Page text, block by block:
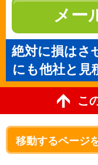
メー
絶対に損はさ
にも他社と見
こ